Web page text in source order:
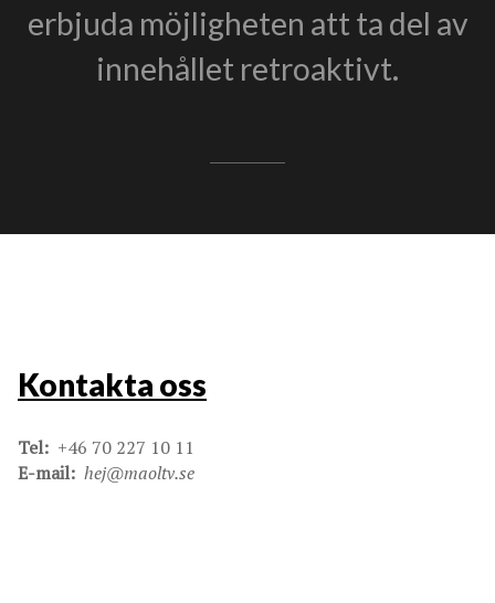
erbjuda möjligheten att ta del av
innehållet retroaktivt.
Kontakta oss
Tel: +46 70 227 10 11
E-mail: hej@maoltv.se